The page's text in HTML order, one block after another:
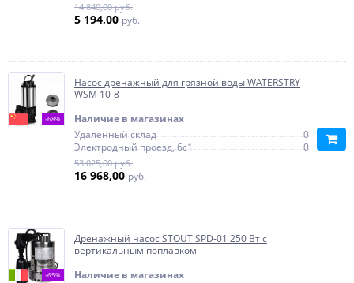
14 840,00 руб.
5 194,00 руб.
-68%
Насос дренажный для грязной воды WATERSTRY
WSM 10-8
Наличие в магазинах
Удаленный склад
0
Электродный проезд, 6с1
0
53 025,00 руб.
16 968,00 руб.
-65%
Дренажный насос STOUT SPD-01 250 Вт с
вертикальным поплавком
Наличие в магазинах